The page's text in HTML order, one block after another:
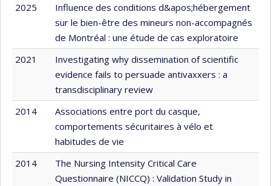
2025
Influence des conditions d&apos;hébergement
sur le bien-être des mineurs non-accompagnés
de Montréal : une étude de cas exploratoire
2021
Investigating why dissemination of scientific
evidence fails to persuade antivaxxers : a
transdisciplinary review
2014
Associations entre port du casque,
comportements sécuritaires à vélo et
habitudes de vie
2014
The Nursing Intensity Critical Care
Questionnaire (NICCQ) : Validation Study in